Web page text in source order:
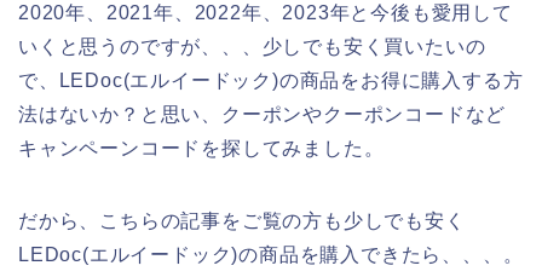
2020年、2021年、2022年、2023年と今後も愛用して
いくと思うのですが、、、少しでも安く買いたいの
で、LEDoc(エルイードック)の商品をお得に購入する方
法はないか？と思い、クーポンやクーポンコードなど
キャンペーンコードを探してみました。
だから、こちらの記事をご覧の方も少しでも安く
LEDoc(エルイードック)の商品を購入できたら、、、。